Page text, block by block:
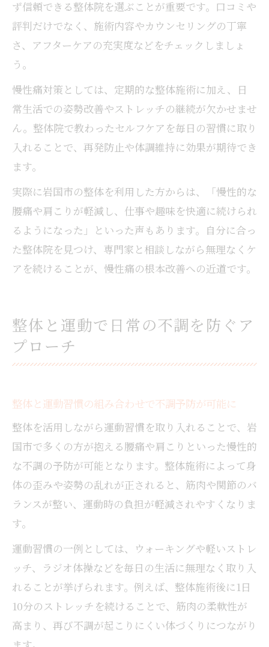
ず信頼できる整体院を選ぶことが重要です。口コミや
評判だけでなく、施術内容やカウンセリングの丁寧
さ、アフターケアの充実度などをチェックしましょ
う。
慢性痛対策としては、定期的な整体施術に加え、日
常生活での姿勢改善やストレッチの継続が欠かせませ
ん。整体院で教わったセルフケアを毎日の習慣に取り
入れることで、再発防止や体調維持に効果が期待でき
ます。
実際に岩国市の整体を利用した方からは、「慢性的な
腰痛や肩こりが軽減し、仕事や趣味を快適に続けられ
るようになった」といった声もあります。自分に合っ
た整体院を見つけ、専門家と相談しながら無理なくケ
アを続けることが、慢性痛の根本改善への近道です。
整体と運動で日常の不調を防ぐア
プローチ
整体と運動習慣の組み合わせで不調予防が可能に
整体を活用しながら運動習慣を取り入れることで、岩
国市で多くの方が抱える腰痛や肩こりといった慢性的
な不調の予防が可能となります。整体施術によって身
体の歪みや姿勢の乱れが正されると、筋肉や関節のバ
ランスが整い、運動時の負担が軽減されやすくなりま
す。
運動習慣の一例としては、ウォーキングや軽いストレ
ッチ、ラジオ体操などを毎日の生活に無理なく取り入
れることが挙げられます。例えば、整体施術後に1日
10分のストレッチを続けることで、筋肉の柔軟性が
高まり、再び不調が起こりにくい体づくりにつながり